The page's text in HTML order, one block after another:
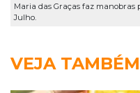
Maria das Graças faz manobras
Julho.
VEJA TAMBÉM